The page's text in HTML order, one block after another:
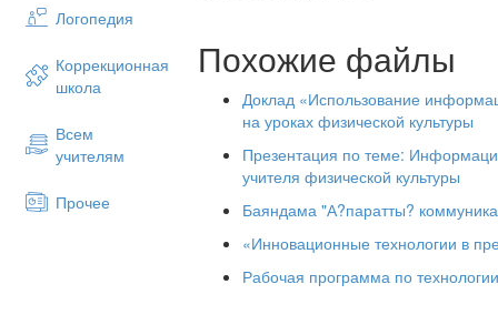
Логопедия
Коррекционная
школа
Всем
учителям
Прочее
Похожие файлы
Доклад «Использование
на уроках физической культуры
Презентация по теме:
учителя физической культуры
Баяндама "А?паратты?
«Инновационные технологии в
Рабочая программа по